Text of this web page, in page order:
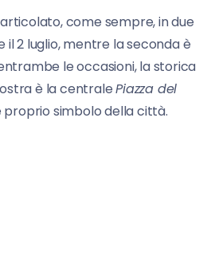
come sempre, in due
il 2 luglio, mentre la seconda è
le occasioni, la storica
è la centralePiazza del
proprio simbolo della città.